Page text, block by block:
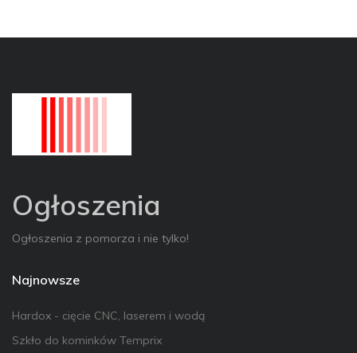
Ogłoszenia
Ogłoszenia z pomorza i nie tylko!
Najnowsze
Hardox - cięcie CNC, laserem i wodą
Szkło do kominków Temprix